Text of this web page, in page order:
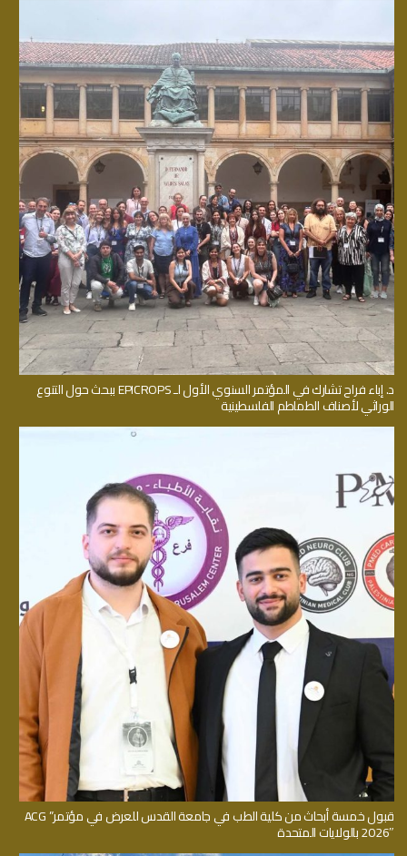
د. إباء فراح تشارك في المؤتمر السنوي الأول لـ EPICROPS ببحث حول التنوع
الوراثي لأصناف الطماطم الفلسطينية
قبول خمسة أبحاث من كلية الطب في جامعة القدس للعرض في مؤتمر” ACG
2026″ بالولايات المتحدة